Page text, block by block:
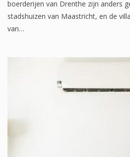
boerderijen van Drenthe zijn anders
stadshuizen van Maastricht, en de
van…